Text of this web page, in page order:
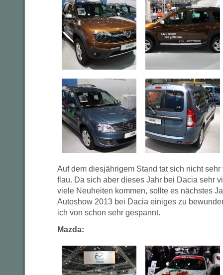
Auf dem diesjährigem Stand tat sich nicht
flau. Da sich aber dieses Jahr bei Dacia sehr
viele Neuheiten kommen, sollte es nächstes
Autoshow 2013 bei Dacia einiges zu
ich von schon sehr gespannt.
Mazda: